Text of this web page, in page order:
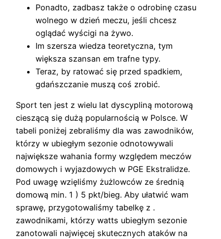
Ponadto, zadbasz także o odrobinę czasu
wolnego w dzień meczu, jeśli chcesz
oglądać wyścigi na żywo.
Im szersza wiedza teoretyczna, tym
większa szansan em trafne typy.
Teraz, by ratować się przed spadkiem,
gdańszczanie muszą coś zrobić.
Sport ten jest z wielu lat dyscypliną motorową
cieszącą się dużą popularnością w Polsce. W
tabeli poniżej zebraliśmy dla was zawodników,
którzy w ubiegłym sezonie odnotowywali
największe wahania formy względem meczów
domowych i wyjazdowych w PGE Ekstralidze.
Pod uwagę wzięliśmy żużlowców ze średnią
domową min. 1 ) 5 pkt/bieg. Aby ułatwić wam
sprawę, przygotowaliśmy tabelkę z .
zawodnikami, którzy watts ubiegłym sezonie
zanotowali najwięcej skutecznych ataków na